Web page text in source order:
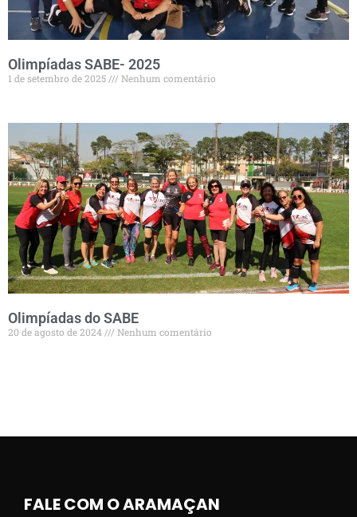
Olimpíadas SABE- 2025
1 de setembro de 2025 Nenhum comentário
Olimpíadas do SABE
20 de agosto de 2024 Nenhum comentário
FALE COM O ARAMAÇAN